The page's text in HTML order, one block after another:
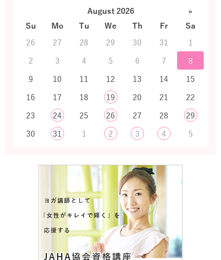
August 2026
»
Su
Mo Tu We Th Fr
Sa
26
27 28 29 30 31
1
2
3 4 5 6 7
8
9
10 11 12 13 14
15
16
17 18 19 20 21
22
23
24 25 26 27 28
29
30
31 1 2 3 4 5